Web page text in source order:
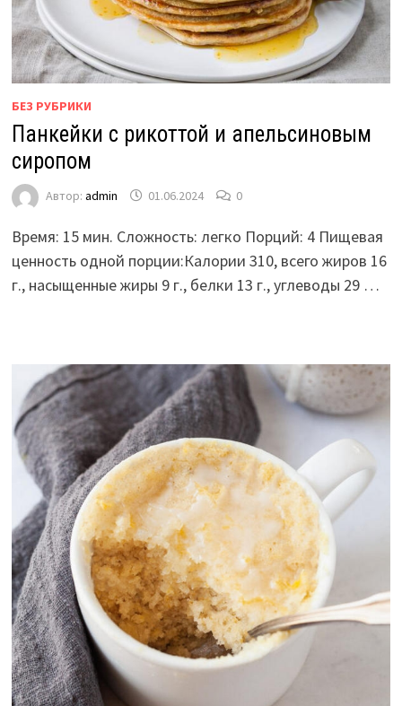
БЕЗ РУБРИКИ
Панкейки с рикоттой и апельсиновым
сиропом
Автор: admin 01.06.2024 0
Время: 15 мин. Сложность: легко Порций: 4 Пищевая
ценность одной порции:Калории 310, всего жиров 16
г., насыщенные жиры 9 г., белки 13 г., углеводы 29 …